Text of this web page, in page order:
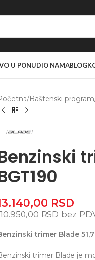
U PONUDIO NAMABLOG
/Baštenski program
RSD
10.950,00 RSD bez
trimer Blade
trimer Blade je